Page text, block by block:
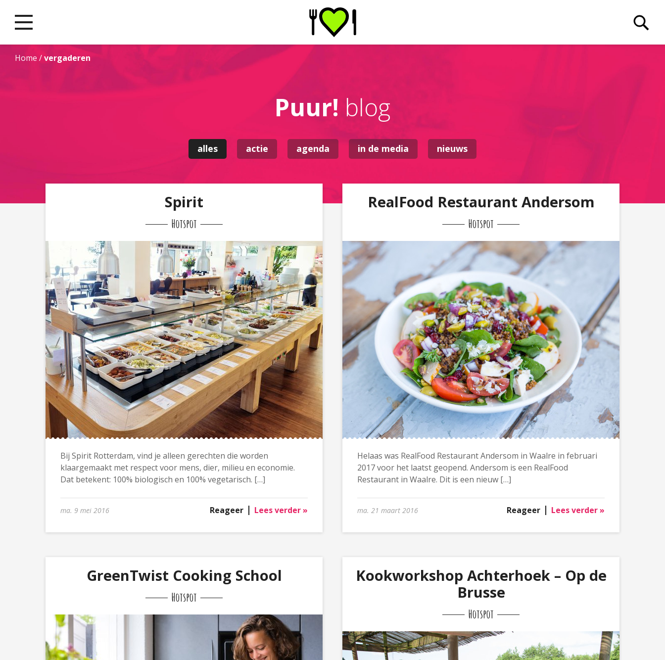
Home /vergaderen
Puur! blog
alles actie agenda in de media nieuws
Spirit
Hotspot
Bij Spirit Rotterdam, vind je alleen gerechten die worden
klaargemaakt met respect voor mens, dier, milieu en economie.
Dat betekent: 100% biologisch en 100% vegetarisch. […]
ma. 9 mei 2016 Reageer Lees verder »
RealFood Restaurant Andersom
Hotspot
Helaas was RealFood Restaurant Andersom in Waalre in februari
2017 voor het laatst geopend. Andersom is een RealFood
Restaurant in Waalre. Dit is een nieuw […]
ma. 21 maart 2016 Reageer Lees verder »
GreenTwist Cooking School
Hotspot
Kookworkshop Achterhoek – Op de
Brusse
Hotspot